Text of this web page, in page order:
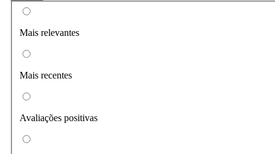
Mais relevantes
Mais recentes
Avaliações positivas